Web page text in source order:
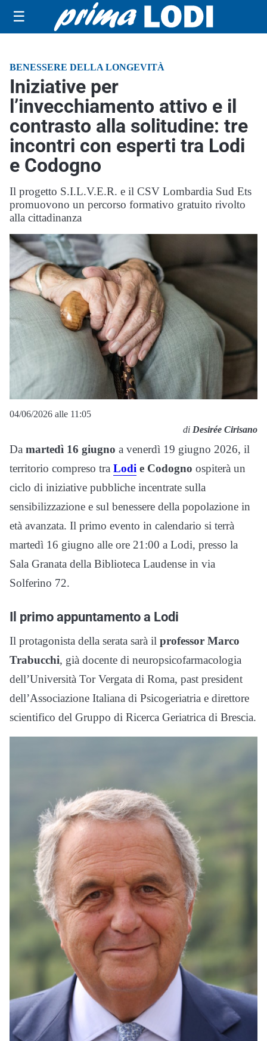
☰
BENESSERE DELLA LONGEVITÀ
Iniziative per
l’invecchiamento attivo e il
contrasto alla solitudine: tre
incontri con esperti tra Lodi
e Codogno
Il progetto S.I.L.V.E.R. e il CSV Lombardia Sud Ets
promuovono un percorso formativo gratuito rivolto
alla cittadinanza
04/06/2026 alle 11:05
di Desirée Cirisano
Da martedì 16 giugno a venerdì 19 giugno 2026, il
territorio compreso tra Lodi e Codogno ospiterà un
ciclo di iniziative pubbliche incentrate sulla
sensibilizzazione e sul benessere della popolazione in
età avanzata. Il primo evento in calendario si terrà
martedì 16 giugno alle ore 21:00 a Lodi, presso la
Sala Granata della Biblioteca Laudense in via
Solferino 72.
Il primo appuntamento a Lodi
Il protagonista della serata sarà il professor Marco
Trabucchi, già docente di neuropsicofarmacologia
dell’Università Tor Vergata di Roma, past president
dell’Associazione Italiana di Psicogeriatria e direttore
scientifico del Gruppo di Ricerca Geriatrica di Brescia.